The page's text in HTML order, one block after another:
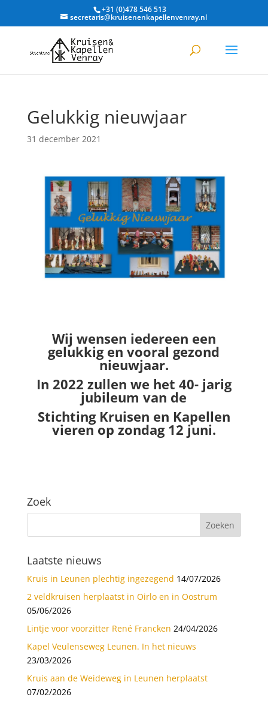
+31 (0)478 546 513
secretaris@kruisenenkapellenvenray.nl
Gelukkig nieuwjaar
31 december 2021
Wij wensen iedereen een
gelukkig en vooral gezond
nieuwjaar.
In 2022 zullen we het 40- jarig
jubileum van de
Stichting Kruisen en Kapellen
vieren op zondag 12 juni.
Zoek
Laatste nieuws
Kruis in Leunen plechtig ingezegend 14/07/2026
2 veldkruisen herplaatst in Oirlo en in Oostrum
05/06/2026
Lintje voor voorzitter René Francken 24/04/2026
Kapel Veulenseweg Leunen. In het nieuws
23/03/2026
Kruis aan de Weideweg in Leunen herplaatst
07/02/2026